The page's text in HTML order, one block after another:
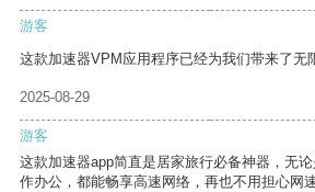
游客
这款加速器VPM应用程序已经为我们带来了无
2025-08-29
游客
这款加速器app简直是居家旅行必备神器，无
作办公，都能畅享高速网络，再也不用担心网速